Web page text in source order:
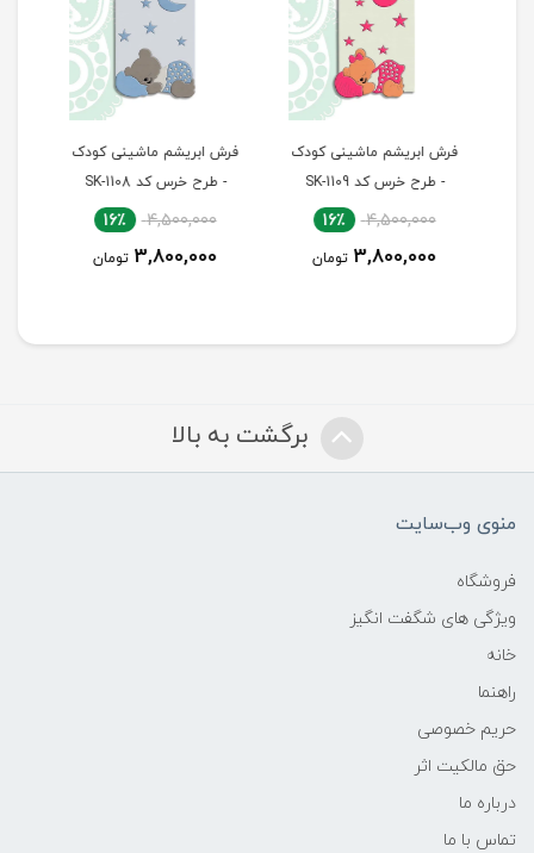
فرش ابریشم ماشینی کودک
- طرح خرس کد SK-1109
4,500,000 16٪
3,800,000 تومان
فرش ابریشم ماشینی کودک
- طرح خرس کد SK-1108
4,500,000 16٪
3,800,000 تومان
برگشت به بالا
منوی وب‌سایت
فروشگاه
ویژگی های شگفت انگیز
خانه
راهنما
حریم خصوصی
حق مالکیت اثر
درباره ما
تماس با ما